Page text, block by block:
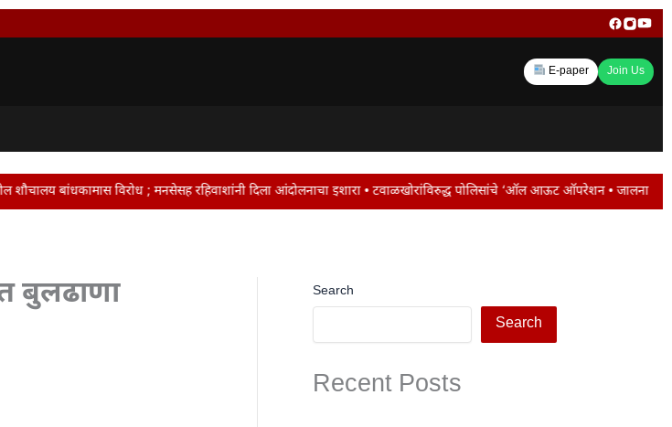
E-paper Join Us
विरोध ; मनसेसह रहिवाशांनी दिला आंदोलनाचा इशारा • टवाळखोरांविरुद्ध पोलिसांचे ‘ऑल आऊट ऑपरेशन • जालना रोडवर ट्रॅफिक जाम ;
बुलढाणा
Search
Search
Recent Posts